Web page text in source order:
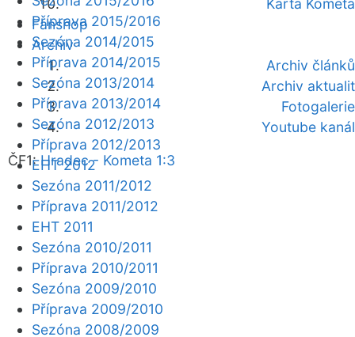
Karta Kometa
Fanshop
Archiv
Archiv článků
Archiv aktualit
Fotogalerie
Youtube kanál
ČF1:Hradec - Kometa 1:3
Příprava 2015/2016
Sezóna 2014/2015
Příprava 2014/2015
Sezóna 2013/2014
Příprava 2013/2014
Sezóna 2012/2013
Příprava 2012/2013
EHT 2012
Sezóna 2011/2012
Příprava 2011/2012
EHT 2011
Sezóna 2010/2011
Příprava 2010/2011
Sezóna 2009/2010
Příprava 2009/2010
Sezóna 2008/2009